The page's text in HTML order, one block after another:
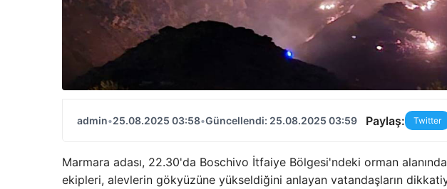
admin•25.08.2025 03:58•Güncellendi: 25.08.2025 03:59 Paylaş: Twitter
Marmara adası, 22.30'da Boschivo İtfaiye Bölgesi'ndeki orman
ekipleri, alevlerin gökyüzüne yükseldiğini anlayan vatandaşların